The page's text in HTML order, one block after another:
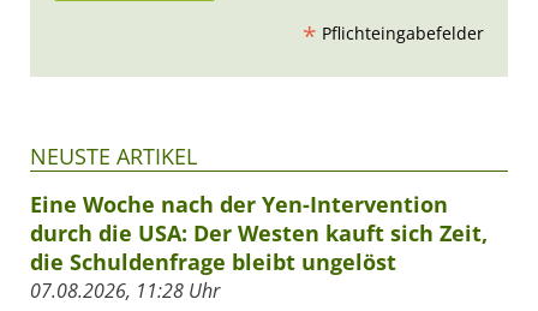
* Pflichteingabefelder
NEUSTE ARTIKEL
Eine Woche nach der Yen-Intervention
durch die USA: Der Westen kauft sich Zeit,
die Schuldenfrage bleibt ungelöst
07.08.2026, 11:28 Uhr